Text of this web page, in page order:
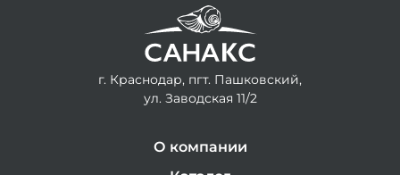
г. Краснодар, пгт. Пашковский,
ул. Заводская 11/2
О компании